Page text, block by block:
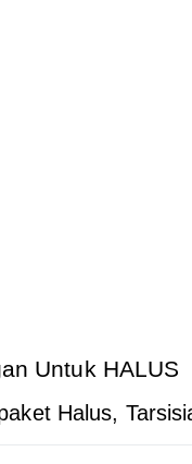
Untuk HALUS
Halus,